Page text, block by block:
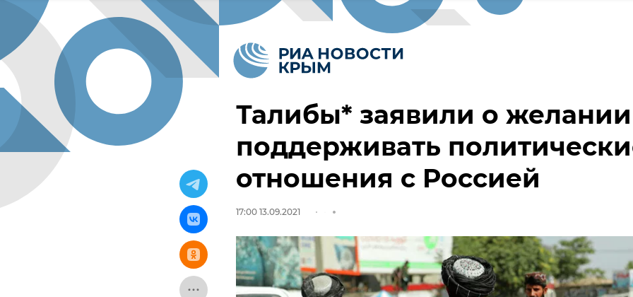
Талибы* заявили о желании
поддерживать
отношения с Россией
17:00 13.09.2021